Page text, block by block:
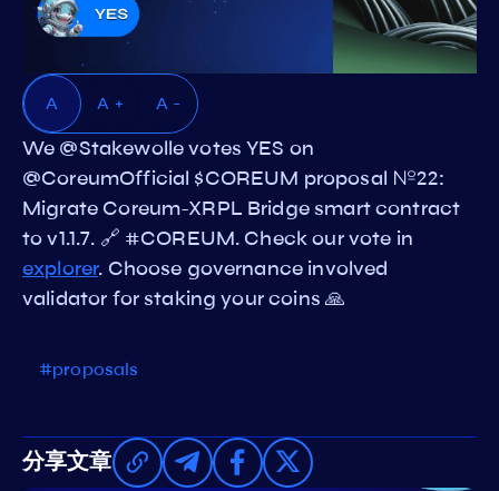
A A + A -
We @Stakewolle votes YES on
@CoreumOfficial $COREUM proposal №22:
Migrate Coreum-XRPL Bridge smart contract
to v1.1.7. 🔗 #COREUM. Check our vote in
explorer. Choose governance involved
validator for staking your coins 🙏
#proposals
分享文章